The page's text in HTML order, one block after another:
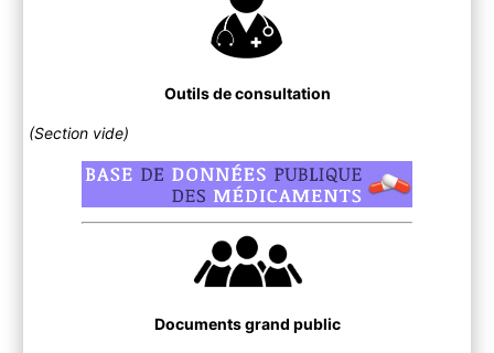
Outils de consultation
(Section vide)
Documents grand public